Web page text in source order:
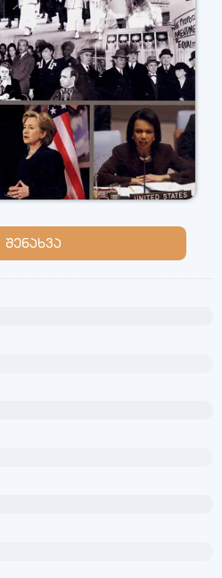
შენახვა